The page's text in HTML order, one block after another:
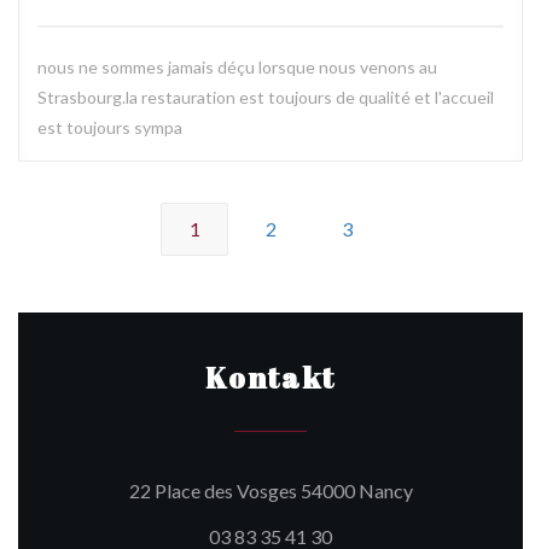
nous ne sommes jamais déçu lorsque nous venons au
Strasbourg.la restauration est toujours de qualité et l'accueil
est toujours sympa
1 2 3
Kontakt
22 Place des Vosges 54000 Nancy((öffnet ein
03 83 35 41 30